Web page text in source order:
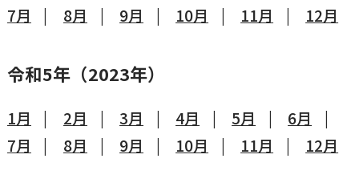
7月
8月 9月 10月 11月 12月
令和5年（2023年）
1月 2月 3月 4月 5月
6月
7月
8月 9月 10月 11月 12月